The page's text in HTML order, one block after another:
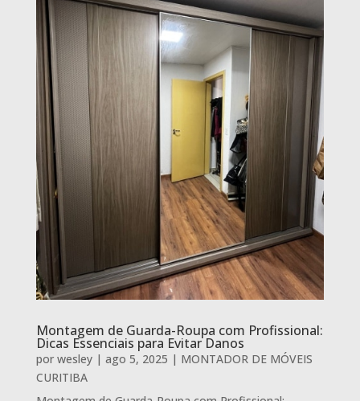
Montagem de Guarda-Roupa com Profissional:
Dicas Essenciais para Evitar Danos
por wesley| ago 5, 2025 | MONTADOR DE MÓVEIS
CURITIBA